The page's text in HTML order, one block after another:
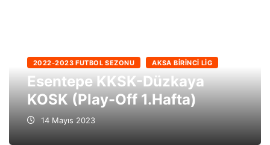
2022-2023 FUTBOL SEZONU AKSA BIRINCI LIG
Esentepe KKSK-Düzkaya
KOSK (Play-Off 1.Hafta)
14 Mayıs 2023